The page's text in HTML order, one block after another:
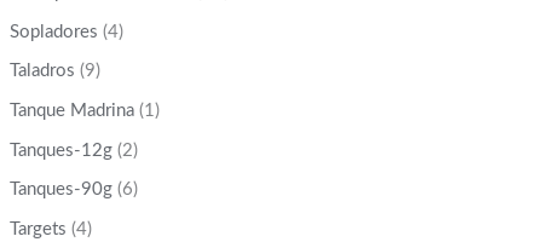
Sopladores (4)
Taladros (9)
Tanque Madrina (1)
Tanques-12g (2)
Tanques-90g (6)
Targets (4)